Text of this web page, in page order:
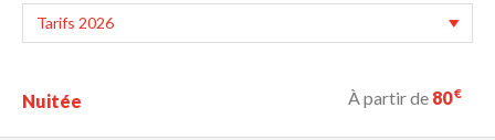
Nuitée À partir de 80€